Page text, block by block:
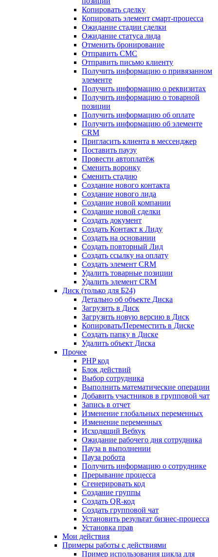
Копировать сделку
Копировать элемент смарт-процесса
Ожидание стадии сделки
Ожидание статуса лида
Отменить бронирование
Отправить СМС
Отправить письмо клиенту
Получить информацию о привязанном
элементе
Получить информацию о реквизитах
Получить информацию о товарной
позиции
Получить информацию об оплате
Получить информацию об элементе
CRM
Пригласить клиента в мессенджер
Поставить паузу
Провести автоплатёж
Сменить воронку
Сменить стадию
Создание нового контакта
Создание нового лида
Создание новой компании
Создание новой сделки
Создать документ
Создать Контакт к Лиду
Создать на основании
Создать повторный Лид
Создать ссылку на оплату
Создать элемент CRM
Удалить товарные позиции
Удалить элемент CRM
Диск (только для Б24)
Детально об объекте Диска
Загрузить в Диск
Загрузить новую версию в Диск
Копировать/Переместить в Диске
Создать папку в Диске
Удалить объект Диска
Прочее
PHP код
Блок действий
Выбор сотрудника
Выполнить математические операции
Добавить участников в групповой чат
Запись в отчет
Изменение глобальных переменных
Изменение переменных
Исходящий Вебхук
Ожидание рабочего дня сотрудника
Пауза в выполнении
Пауза робота
Получить информацию о сотруднике
Прерывание процесса
Сгенерировать код
Создание группы
Создать QR-код
Создать групповой чат
Установить результат бизнес-процесса
Установка прав
Мои действия
Примеры работы с действиями
Пример использования цикла для